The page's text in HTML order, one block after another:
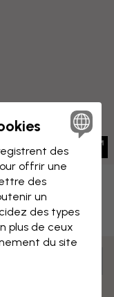
Enregistrer
des
offrir une
des
un
des types
plus de ceux
du site